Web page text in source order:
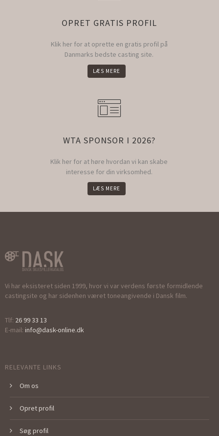
OPRET GRATIS PROFIL
Klik her for at oprette en gratis profil på
Danmarks bedste casting site.
LÆS MERE
WTA SPONSOR I 2026?
Klik her for at høre hvordan vi kan skabe
interesse for din virksomhed.
LÆS MERE
Vi har eksisteret siden 1999, hvor vi var verdens første formidlende
castingsite og har sidenhen været toneangivende i Dansk film.
Tlf: 26 99 33 13
E-mail: info@dask-online.dk
RELEVANTE LINKS
Om os
Opret profil
Søg profil